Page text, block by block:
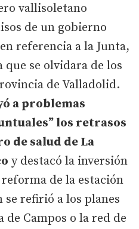
vallisoletano
de un gobierno
referencia a la Junta,
se olvidara de los
de Valladolid.
a problemas
los retrasos
de salud de La
y destacó la inversión
de la estación
se refirió a los planes
Campos o la red de